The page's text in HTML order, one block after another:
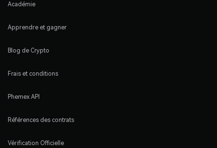
Académie
Apprendre et gagner
Blog de Crypto
Frais et conditions
Phemex API
Références des contrats
Vérification Officielle